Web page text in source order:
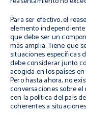
Para ser efectivo, el
elemento
que debe ser un
más amplia. Tiene que
situaciones específicas
debe considerar junto
acogida en los países
Pero hasta ahora, no
conversaciones sobre
con la política del país
coherentes a